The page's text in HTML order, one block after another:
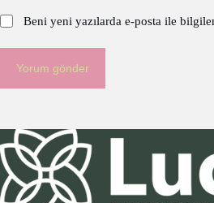
Beni yeni yazılarda e-posta ile
Yorum gönder